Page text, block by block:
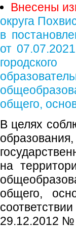
Внесены
округа
в
от
общего,
В целях
на
общего,
29.12.2012 №